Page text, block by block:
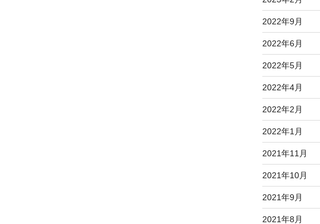
2022年9月
2022年6月
2022年5月
2022年4月
2022年2月
2022年1月
2021年11月
2021年10月
2021年9月
2021年8月